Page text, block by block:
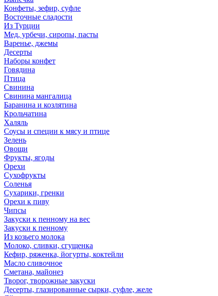
Конфеты, зефир, суфле
Восточные сладости
Из Турции
Мед, урбечи, сиропы, пасты
Варенье, джемы
Десерты
Наборы конфет
Говядина
Птица
Свинина
Свинина мангалица
Баранина и козлятина
Крольчатина
Халяль
Соусы и специи к мясу и птице
Зелень
Овощи
Фрукты, ягоды
Орехи
Сухофрукты
Соленья
Сухарики, гренки
Орехи к пиву
Чипсы
Закуски к пенному на вес
Закуски к пенному
Из козьего молока
Молоко, сливки, сгущенка
Кефир, ряженка, йогурты, коктейли
Масло сливочное
Сметана, майонез
Творог, творожные закуски
Десерты, глазированные сырки, суфле, желе